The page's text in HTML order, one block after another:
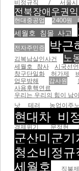
비정규직 / 서울
전북장애우권
현대중공업
2400원
세월호 침몰 사고
전자주민증
박근
김복남살인사건
노
세월호 참사
시국선
창구단일화
허가제
업무방해
감사원
사용후핵연료
우리는 우리의 힘이 남
낫 테러
농업이주
현대차 비
경제위기
문정현
군산미군기
청소비정규
세월호 직불제